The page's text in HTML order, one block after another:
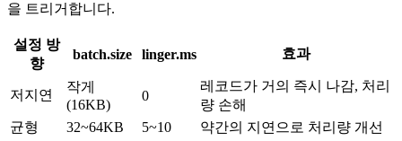
을 트리거합니다.
설정 방
향
batch.size linger.ms 효과
저지연
작게
(16KB)
0
레코드가 거의 즉시 나감, 처리
량 손해
균형
32~64KB 5~10
약간의 지연으로 처리량 개선